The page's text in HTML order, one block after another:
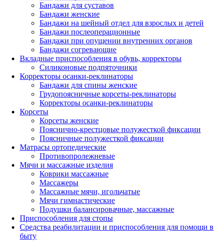
Бандажи для суставов
Бандажи женские
Бандажи на шейный отдел для взрослых и детей
Бандажи послеоперационные
Бандажи при опущении внутренних органов
Бандажи согревающие
Вкладные приспособления в обувь, корректоры
Силиконовые подпяточники
Корректоры осанки-реклинаторы
Бандажи для спины женские
Грудопоясничные корсеты-реклинаторы
Корректоры осанки-реклинаторы
Корсеты
Корсеты женские
Пояснично-крестцовые полужесткой фиксации
Поясничные полужесткой фиксации
Матрасы ортопедические
Противопролежневые
Мячи и массажные изделия
Коврики массажные
Массажеры
Массажные мячи, игольчатые
Мячи гимнастические
Подушки балансировачные, массажные
Приспособления для стопы
Средства реабилитации и приспособления для помощи в
быту